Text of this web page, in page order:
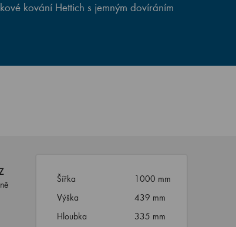
kování Hettich s jemným dovíráním
Šířka
1000 mm
Výška
439 mm
Hloubka
335 mm